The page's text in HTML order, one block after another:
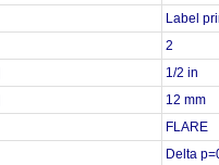
Label
2
1/2 in
12 mm
FLARE
Delta